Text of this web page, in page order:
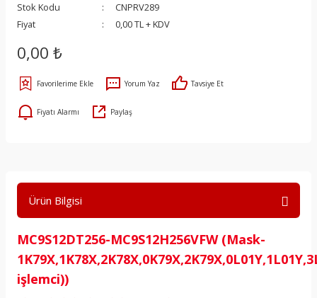
Stok Kodu
CNPRV289
Fiyat
0,00 TL + KDV
0,00 ₺
Yorum Yaz Tavsiye Et
Fiyatı Alarmı Paylaş
Ürün Bilgisi
MC9S12DT256-MC9S12H256VFW (Mask-
işlemci))